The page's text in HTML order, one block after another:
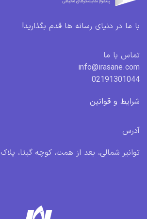
با ما در دنیای رسانه ها قدم بگذارید!
تماس با ما
info@irasane.com
02191301044
شرایط و قوانین
آدرس
توانیر شمالی، بعد از همت، کوچه گیتا، پلاک 5، واحد 1